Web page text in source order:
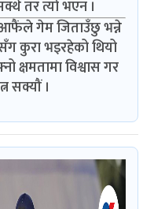
तर त्यो भएन ।
गेम जिताउँछु भन्ने
कुरा भइरहेको थियो
क्षमतामा विश्वास गर
सक्यौं ।